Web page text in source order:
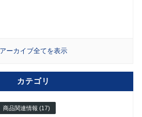
アーカイブ全てを表示
カテゴリ
商品関連情報 (17)